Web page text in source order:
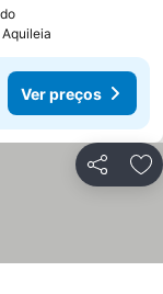
Ver preços
Partilhar